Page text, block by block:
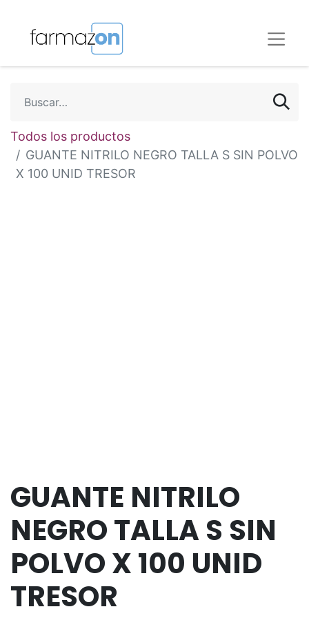
Todos los productos
GUANTE NITRILO NEGRO TALLA S SIN POLVO
X 100 UNID TRESOR
GUANTE NITRILO
NEGRO TALLA S SIN
POLVO X 100 UNID
TRESOR